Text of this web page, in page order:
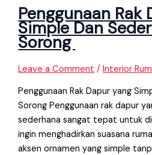
Penggunaan Rak
Simple Dan
Sorong
Leave a Comment /Interior
Penggunaan Rak Dapur yang
Sorong Penggunaan rak dapur
sederhana sangat tepat untuk
ingin menghadirkan suasana
aksen ornamen yang simple